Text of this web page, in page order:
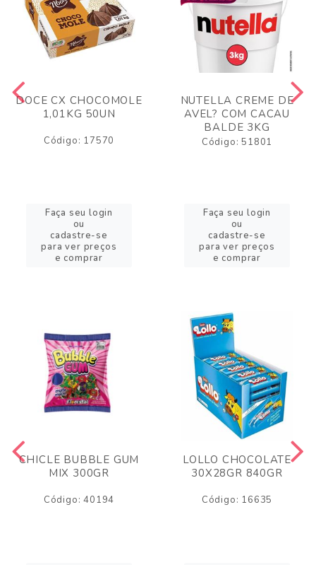
DOCE CX CHOCOMOLE
1,01KG 50UN
Código: 17570
Faça seu login
ou
cadastre-se
para ver preços
e comprar
NUTELLA CREME DE
AVEL? COM CACAU
BALDE 3KG
Código: 51801
Faça seu login
ou
cadastre-se
para ver preços
e comprar
CHICLE BUBBLE GUM
MIX 300GR
Código: 40194
LOLLO CHOCOLATE
30X28GR 840GR
Código: 16635